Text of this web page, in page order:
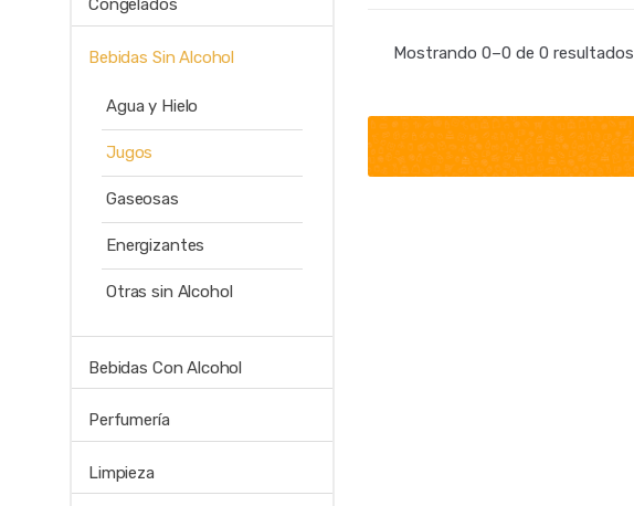
Mostrando 0–0 de 0 resultados
Congelados
Bebidas Sin Alcohol
Agua y Hielo
Jugos
Gaseosas
Energizantes
Otras sin Alcohol
Bebidas Con Alcohol
Perfumería
Limpieza